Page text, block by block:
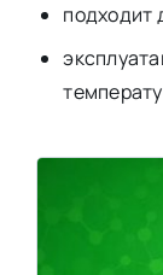
подходит